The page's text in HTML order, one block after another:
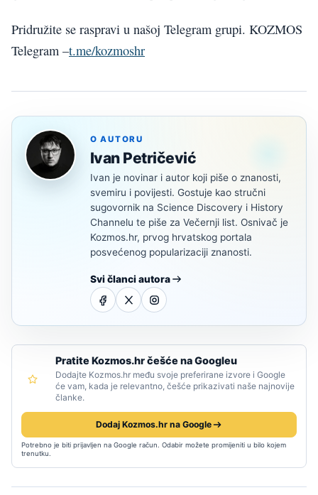
Pridružite se raspravi u našoj Telegram grupi. KOZMOS
Telegram –t.me/kozmoshr
O AUTORU
Ivan Petričević
Ivan je novinar i autor koji piše o znanosti,
svemiru i povijesti. Gostuje kao stručni
sugovornik na Science Discovery i History
Channelu te piše za Večernji list. Osnivač je
Kozmos.hr, prvog hrvatskog portala
posvećenog popularizaciji znanosti.
Svi članci autora
Pratite Kozmos.hr češće na Googleu
Dodajte Kozmos.hr među svoje preferirane izvore i Google
će vam, kada je relevantno, češće prikazivati naše najnovije
članke.
Dodaj Kozmos.hr na Google
Potrebno je biti prijavljen na Google račun. Odabir možete promijeniti u bilo kojem
trenutku.